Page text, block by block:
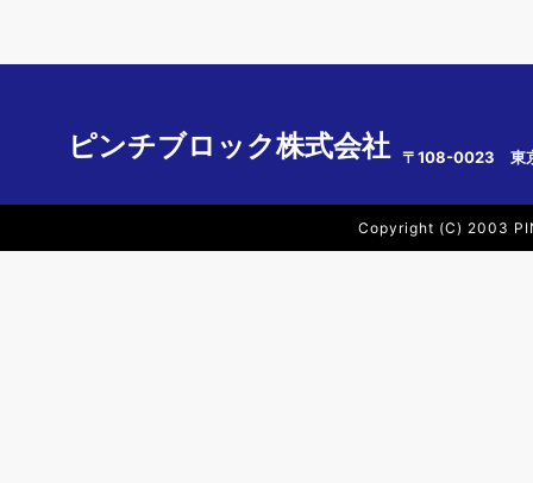
ピンチブロック株式会社 〒108-0023 東
Copyright (C) 2003